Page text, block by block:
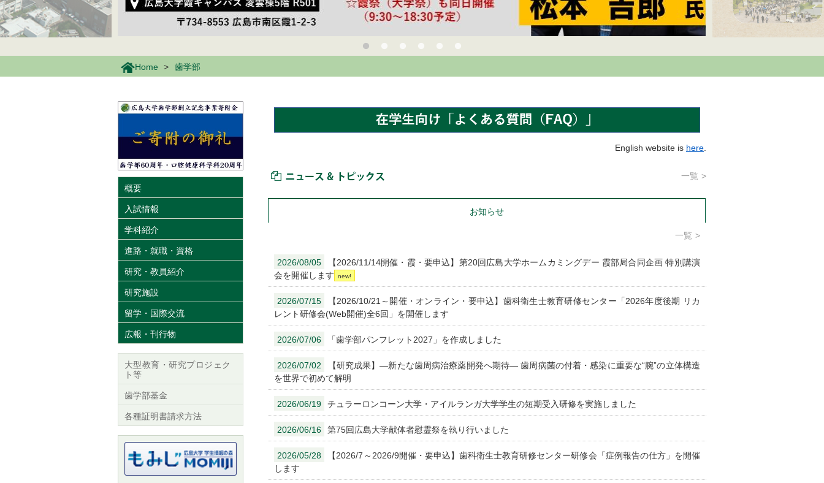
Home 歯学部
English website is here.
一覧
お知らせ
一覧
2026/08/05
【2026/11/14開催・霞・要申込】第20回広島大学ホームカミングデー 霞部局合同企画 特別講演
会を開催します
2026/07/15
【2026/10/21～開催・オンライン・要申込】歯科衛生士教育研修センター「2026年度後期 リカ
レント研修会(Web開催)全6回」を開催します
2026/07/06 「歯学部パンフレット2027」を作成しました
2026/07/02
【研究成果】―新たな歯周病治療薬開発へ期待― 歯周病菌の付着・感染に重要な“腕”の立体構造
を世界で初めて解明
2026/06/19 チュラーロンコーン大学・アイルランガ大学学生の短期受入研修を実施しました
2026/06/16 第75回広島大学献体者慰霊祭を執り行いました
2026/05/28
【2026/7～2026/9開催・要申込】歯科衛生士教育研修センター研修会「症例報告の仕方」を開催
します
概要
入試情報
学科紹介
進路・就職・資格
研究・教員紹介
研究施設
留学・国際交流
広報・刊行物
大型教育・研究プロジェク
ト等
歯学部基金
各種証明書請求方法